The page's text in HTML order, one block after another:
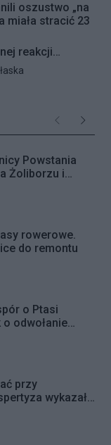
w sprawie
zespołu
przy ul.
pięciu
sierpnia
oszustwo „na
miała stracić 23
reakcji
mieszkanka
zatrzymali 32-
w chwili, gdy
przygotowane
złotych.
zarzut
Poprzednie
Powstania
Żoliborzu i
rowerowe.
do remontu
o Ptasi
odwołanie
Rady Dzielnicy
przy
wykazała
pod